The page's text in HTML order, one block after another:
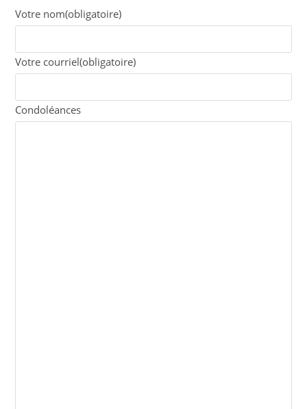
Votre nom(obligatoire)
Votre courriel(obligatoire)
Condoléances